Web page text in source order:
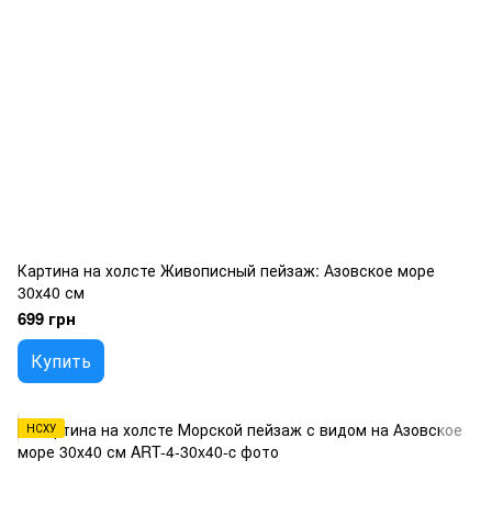
Картина на холсте Живописный пейзаж: Азовское море
30х40 см
699 грн
Купить
НСХУ